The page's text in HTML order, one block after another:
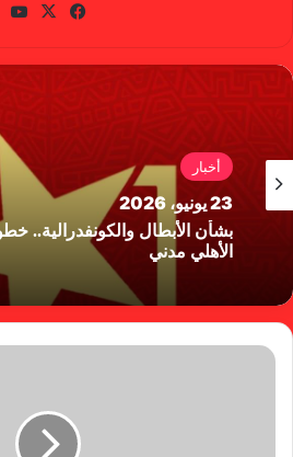
في
وك
X
أخبار
23 يونيو، 2026
بشأن الأبطال والكونفدرالية..
الأهلي مدني